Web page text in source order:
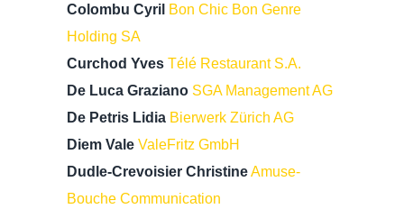
Colombu Cyril Bon Chic Bon Genre
Holding SA
Curchod Yves Télé Restaurant S.A.
De Luca Graziano SGA Management AG
De Petris Lidia Bierwerk Zürich AG
Diem Vale ValeFritz GmbH
Dudle-Crevoisier ChristineAmuse-
Bouche Communication